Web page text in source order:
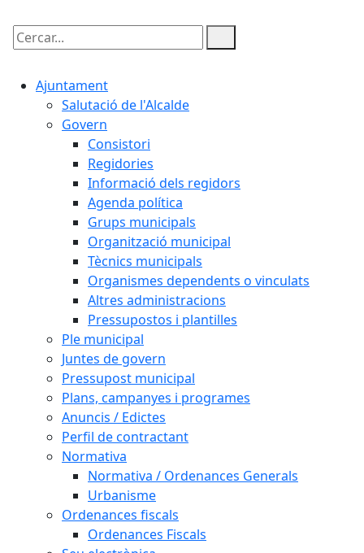
Cercar:
Ajuntament
Salutació de l'Alcalde
Govern
Consistori
Regidories
Informació dels regidors
Agenda política
Grups municipals
Organització municipal
Tècnics municipals
Organismes dependents o vinculats
Altres administracions
Pressupostos i plantilles
Ple municipal
Juntes de govern
Pressupost municipal
Plans, campanyes i programes
Anuncis / Edictes
Perfil de contractant
Normativa
Normativa / Ordenances Generals
Urbanisme
Ordenances fiscals
Ordenances Fiscals